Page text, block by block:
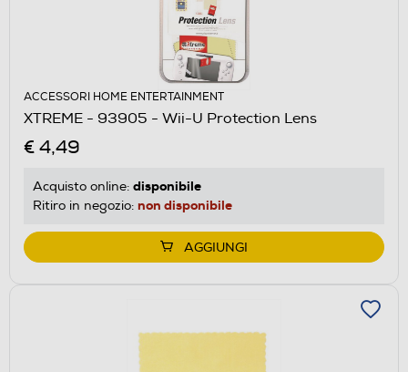
ACCESSORI HOME ENTERTAINMENT
XTREME - 93905 - Wii-U Protection Lens
€ 4,49
Acquisto online: disponibile
Ritiro in negozio: non disponibile
AGGIUNGI